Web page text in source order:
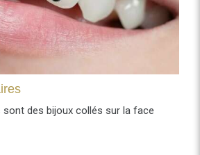
sont des bijoux collés sur la face